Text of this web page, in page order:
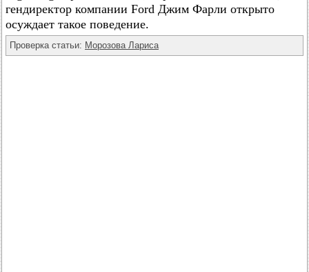
гендиректор компании Ford Джим Фарли открыто
осуждает такое поведение.
Проверка статьи: Морозова Лариса